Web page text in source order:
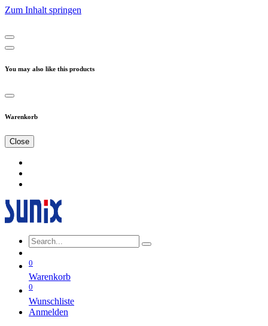
Zum Inhalt springen
You may also like this products
Warenkorb
Close
0
Warenkorb
0
Wunschliste
Anmelden